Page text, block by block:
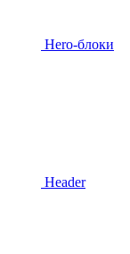
Hero-блоки
Header